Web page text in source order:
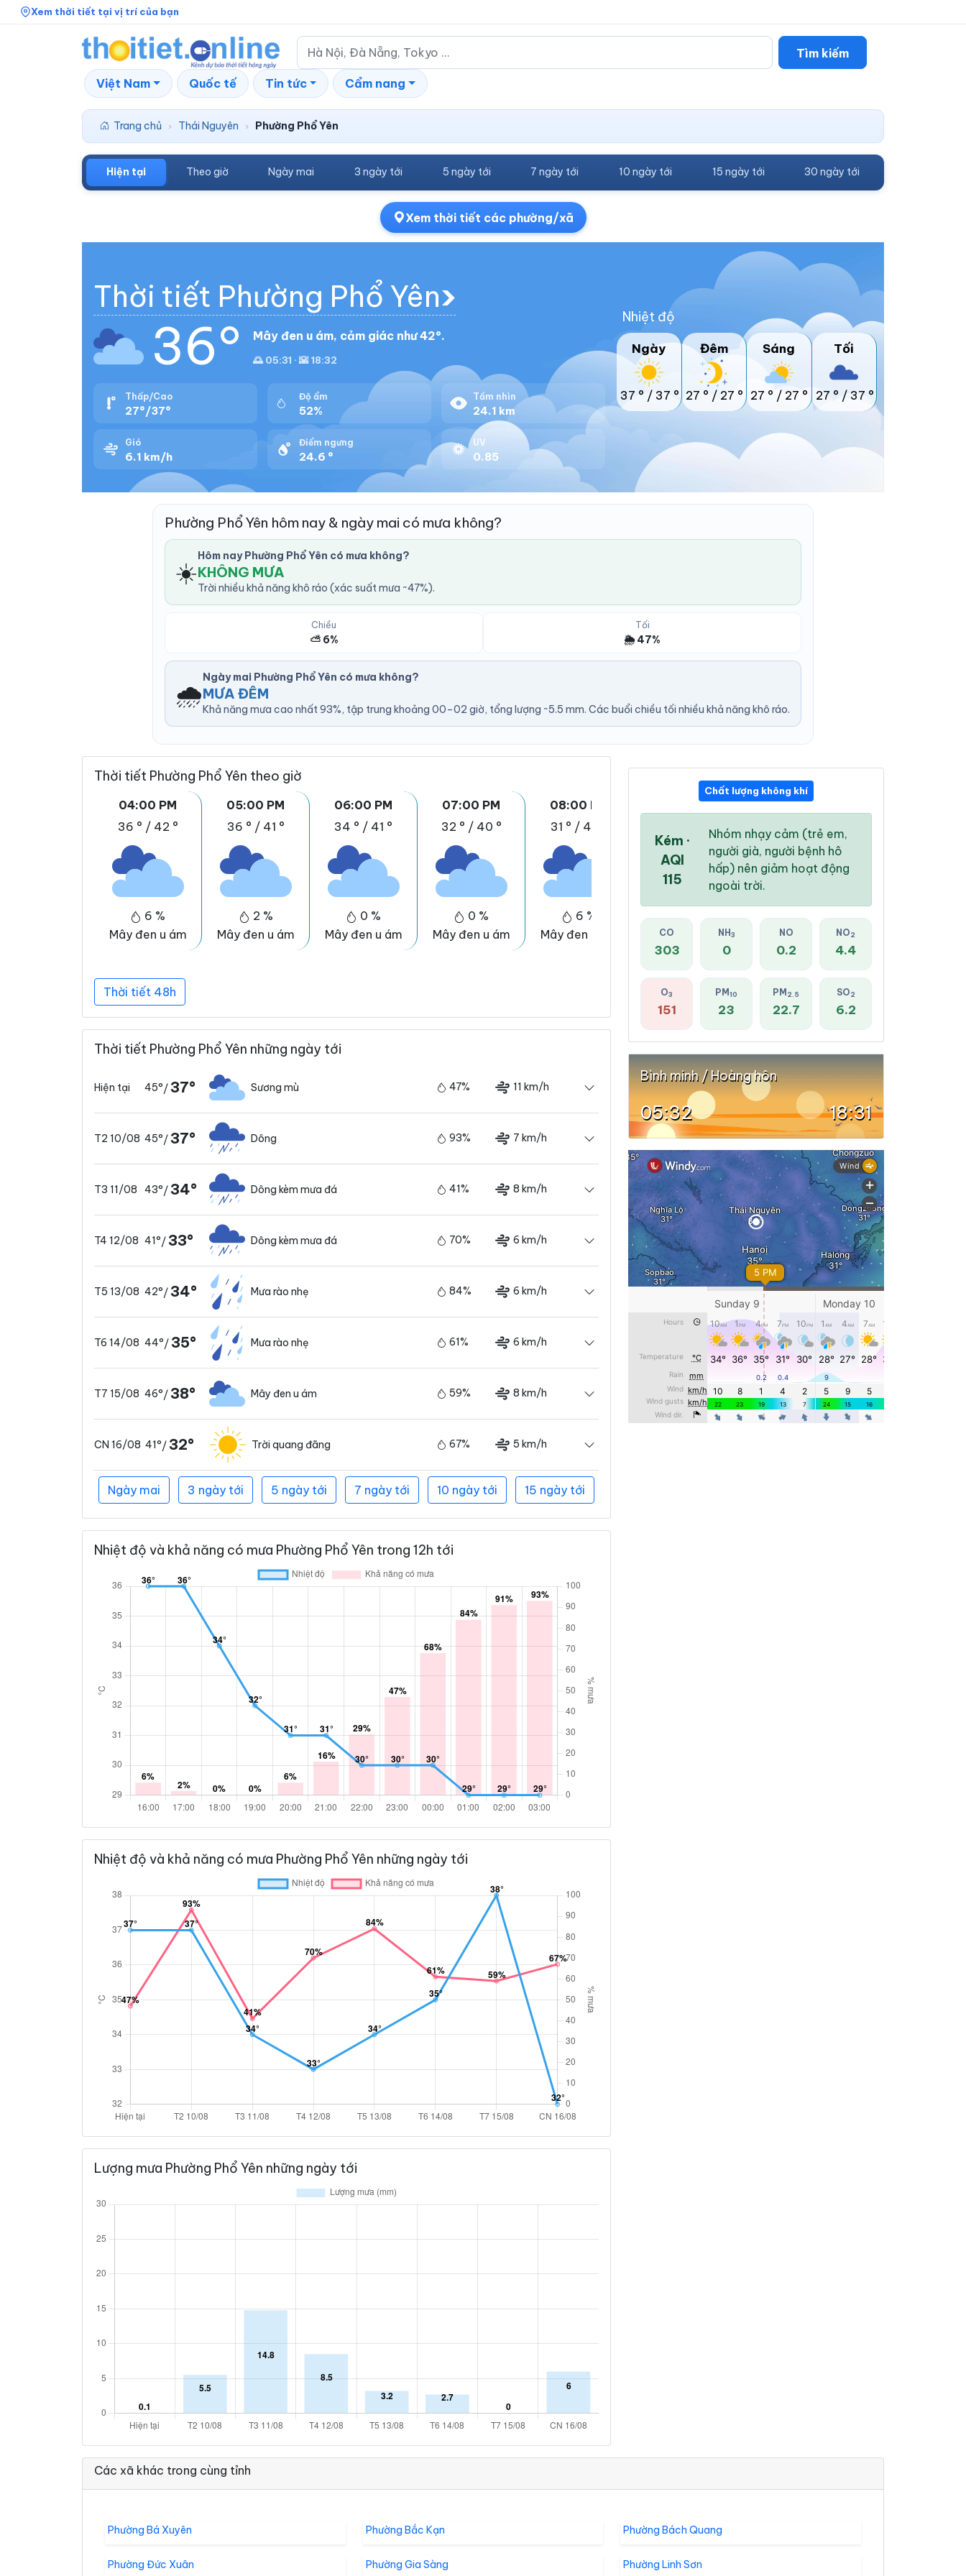
Xem thời tiết tại vị trí của bạn
Tìm kiếm
Việt Nam Quốc tế Tin tức Cẩm nang
Trang chủ › Thái Nguyên › Phường Phổ Yên
Hiện tại Theo giờ Ngày mai 3 ngày tới 5 ngày tới 7 ngày tới 10 ngày tới 15 ngày tới 30 ngày tới
Xem thời tiết các phường/xã
Thời tiết Phường Phổ Yên
36° Mây đen u ám, cảm giác như 42°.
🌅 05:31 · 🌇 18:32
Thấp/Cao
27°/37°
Độ ẩm
52%
Tầm nhìn
24.1 km
Gió
6.1 km/h
Điểm ngưng
24.6 °
UV
0.85
Nhiệt độ
Ngày
37 ° / 37 °
Đêm
27 ° / 27 °
Sáng
27 ° / 27 °
Tối
27 ° / 37 °
Phường Phổ Yên hôm nay & ngày mai có mưa không?
☀️
Hôm nay Phường Phổ Yên có mưa không?
KHÔNG MƯA
Trời nhiều khả năng khô ráo (xác suất mưa ~47%).
Chiều
⛅ 6%
Tối
🌦️ 47%
🌧️
Ngày mai Phường Phổ Yên có mưa không?
MƯA ĐÊM
Khả năng mưa cao nhất 93%, tập trung khoảng 00–02 giờ, tổng lượng ~5.5 mm. Các buổi chiều tối nhiều khả năng khô ráo.
Thời tiết Phường Phổ Yên theo giờ
04:00 PM
36 ° / 42 °
6 %
Mây đen u ám
05:00 PM
36 ° / 41 °
2 %
Mây đen u ám
06:00 PM
34 ° / 41 °
0 %
Mây đen u ám
07:00 PM
32 ° / 40 °
0 %
Mây đen u ám
08:00 PM
31 ° / 40 °
6 %
Mây đen u ám
09:00 PM
39 °
Mây đen u ám
10:00 PM
30 °
39 °
Mây đen u ám
Thời tiết 48h
Thời tiết Phường Phổ Yên những ngày tới
Hiện tại 45°/37° Sương mù 47% 11 km/h
T2 10/08 45°/37° Dông 93% 7 km/h
T3 11/08 43°/34° Dông kèm mưa đá 41% 8 km/h
T4 12/08 41°/33° Dông kèm mưa đá 70% 6 km/h
T5 13/08 42°/34° Mưa rào nhẹ 84% 6 km/h
T6 14/08 44°/35° Mưa rào nhẹ 61% 6 km/h
T7 15/08 46°/38° Mây đen u ám 59% 8 km/h
CN 16/08 41°/32° Trời quang đãng 67% 5 km/h
Ngày mai 3 ngày tới 5 ngày tới 7 ngày tới 10 ngày tới 15 ngày tới
Nhiệt độ và khả năng có mưa Phường Phổ Yên trong 12h tới
Nhiệt độ và khả năng có mưa Phường Phổ Yên những ngày tới
Lượng mưa Phường Phổ Yên những ngày tới
Chất lượng không khí
Kém ·
AQI
115
Nhóm nhạy cảm (trẻ em,
người già, người bệnh hô
hấp) nên giảm hoạt động
ngoài trời.
CO
303
NH 3
0
NO
0.2
NO2
4.4
O3
151
PM 10
23
PM 2.5
22.7
SO2
6.2
Bình minh / Hoàng hôn
05:32 18:31
Các xã khác trong cùng tỉnh
Phường Bá Xuyên Phường Bắc Kạn Phường Bách Quang
Phường Đức Xuân Phường Gia Sàng Phường Linh Sơn